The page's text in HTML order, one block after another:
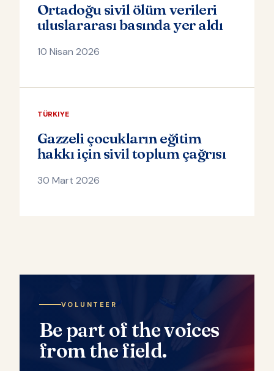
Ortadoğu sivil ölüm verileri
uluslararası basında yer aldı
10 Nisan 2026
TÜRKIYE
Gazzeli çocukların eğitim
hakkı için sivil toplum çağrısı
30 Mart 2026
VOLUNTEER
Be part of the voices
from the field.